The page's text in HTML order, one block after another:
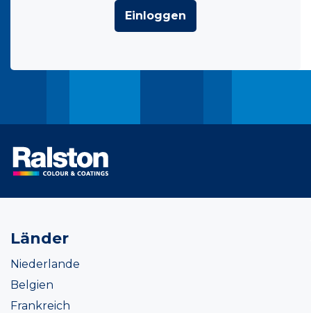
Einloggen
Länder
Niederlande
Belgien
Frankreich